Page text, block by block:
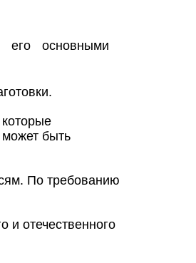
его основными
может быть
По требованию
и отечественного